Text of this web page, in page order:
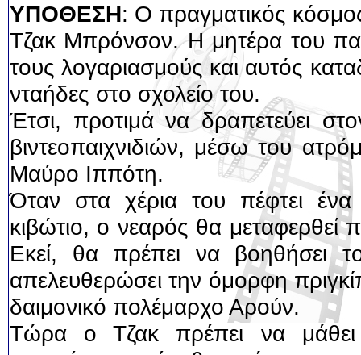
ΥΠΟΘΕΣΗ: Ο πραγματικός
Τζακ Μπρόνσον. Η μητέρα του
τους λογαριασμούς και αυτός
νταήδες στο σχολείο του.
Έτσι, προτιμά να δραπετεύει
βιντεοπαιχνιδιών, μέσω του
Μαύρο Ιππότη.
Όταν στα χέρια του πέφτει ένα
κιβώτιο, ο νεαρός θα μεταφερθεί
Εκεί, θα πρέπει να βοηθήσει
απελευθερώσει την όμορφη
δαιμονικό πολέμαρχο Αρούν.
Τώρα ο Τζακ πρέπει να μάθει